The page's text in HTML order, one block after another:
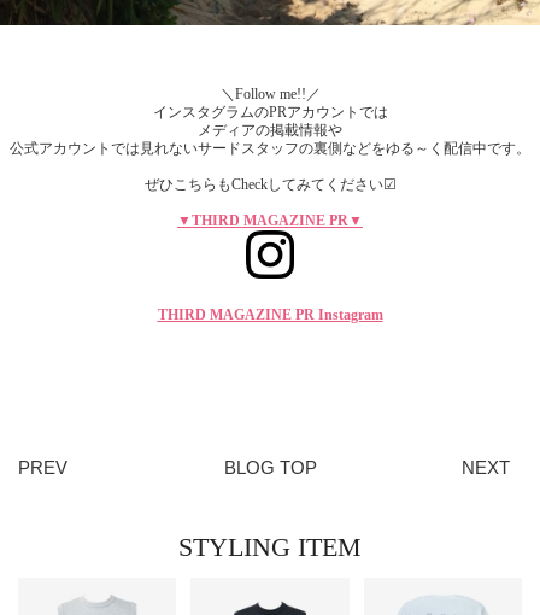
＼Follow me!!／
インスタグラムのPRアカウントでは
メディアの掲載情報や
公式アカウントでは見れないサードスタッフの裏側などをゆる～く配信中です。
ぜひこちらもCheckしてみてください☑
▼THIRD MAGAZINE PR▼
THIRD MAGAZINE PR Instagram
BLOG TOP
PREV NEXT
STYLING ITEM